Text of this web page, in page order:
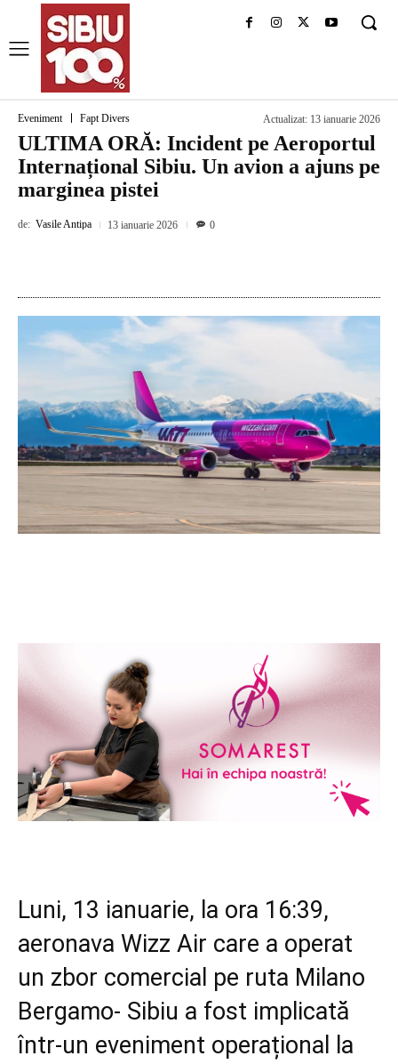
Eveniment Fapt Divers Actualizat: 13 ianuarie 2026
ULTIMA ORĂ: Incident pe Aeroportul
Internațional Sibiu. Un avion a ajuns pe
marginea pistei
de: Vasile Antipa 13 ianuarie 2026 0
Luni, 13 ianuarie, la ora 16:39,
aeronava Wizz Air care a operat
un zbor comercial pe ruta Milano
Bergamo- Sibiu a fost implicată
într-un eveniment operațional la